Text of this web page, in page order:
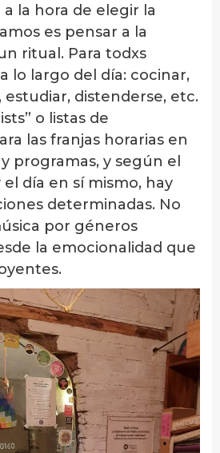
la hora de elegir la
es pensar a la
ritual. Para todxs
lo largo del día: cocinar,
estudiar, distenderse, etc.
o listas de
las franjas horarias en
programas, y según el
día en sí mismo, hay
determinadas. No
por géneros
la emocionalidad que